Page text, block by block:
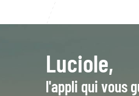
Luciole,
l'appli qui vous